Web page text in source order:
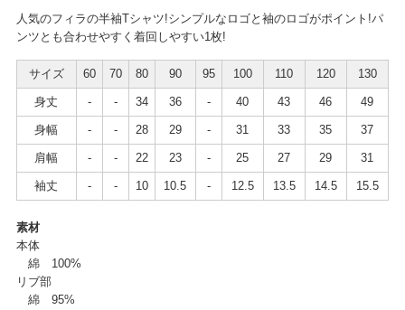
人気のフィラの半袖Tシャツ!シンプルなロゴと袖のロゴがポイント!パ
ンツとも合わせやすく着回しやすい1枚!
サイズ 60 70 80 90 95 100 110 120 130
身丈 - - 34 36 - 40 43 46 49
身幅 - - 28 29 - 31 33 35 37
肩幅 - - 22 23 - 25 27 29 31
袖丈 - - 10 10.5 - 12.5 13.5 14.5 15.5
素材
本体
綿 100%
リブ部
綿 95%